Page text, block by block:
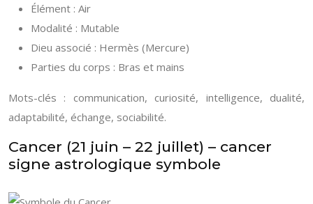
Élément : Air
Modalité : Mutable
Dieu associé : Hermès (Mercure)
Parties du corps : Bras et mains
Mots-clés : communication, curiosité, intelligence, dualité,
adaptabilité, échange, sociabilité.
Cancer (21 juin – 22 juillet) – cancer
signe astrologique symbole